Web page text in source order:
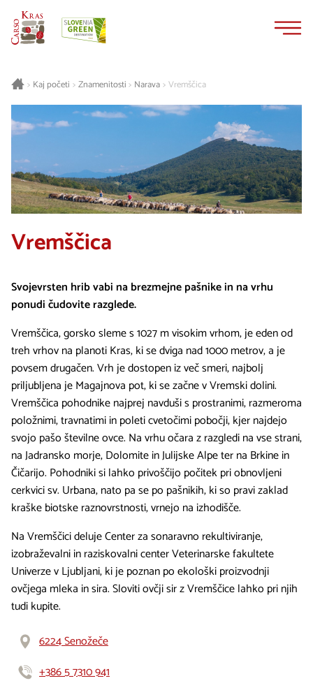
> Kaj početi > Znamenitosti > Narava>Vremščica
Vremščica
Svojevrsten hrib vabi na brezmejne pašnike in na vrhu
ponudi čudovite razglede.
Vremščica, gorsko sleme s 1027 m visokim vrhom, je eden od
treh vrhov na planoti Kras, ki se dviga nad 1000 metrov, a je
povsem drugačen. Vrh je dostopen iz več smeri, najbolj
priljubljena je Magajnova pot, ki se začne v Vremski dolini.
Vremščica pohodnike najprej navduši s prostranimi, razmeroma
položnimi, travnatimi in poleti cvetočimi pobočji, kjer najdejo
svojo pašo številne ovce. Na vrhu očara z razgledi na vse strani,
na Jadransko morje, Dolomite in Julijske Alpe ter na Brkine in
Čičarijo. Pohodniki si lahko privoščijo počitek pri obnovljeni
cerkvici sv. Urbana, nato pa se po pašnikih, ki so pravi zaklad
kraške biotske raznovrstnosti, vrnejo na izhodišče.
Na Vremščici deluje Center za sonaravno rekultiviranje,
izobraževalni in raziskovalni center Veterinarske fakultete
Univerze v Ljubljani, ki je poznan po ekološki proizvodnji
ovčjega mleka in sira. Sloviti ovčji sir z Vremščice lahko pri njih
tudi kupite.
6224 Senožeče
+386 5 7310 941